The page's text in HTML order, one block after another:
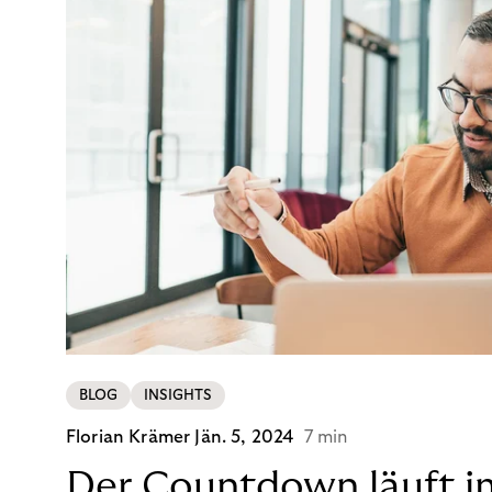
BLOG INSIGHTS
Florian Krämer Jän. 5, 2024 7 min